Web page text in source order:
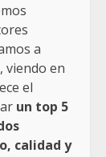
a
viendo en
el
un top 5
calidad y